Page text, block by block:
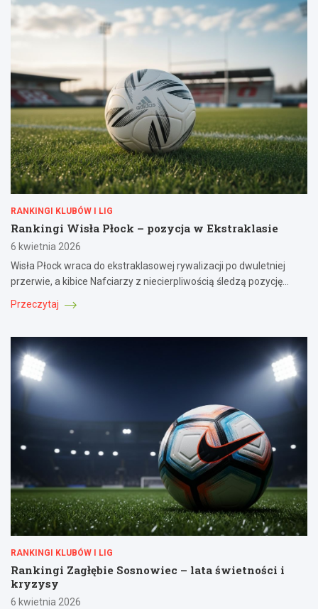
RANKINGI KLUBÓW I LIG
Rankingi Wisła Płock – pozycja w Ekstraklasie
6 kwietnia 2026
Wisła Płock wraca do ekstraklasowej rywalizacji po dwuletniej
przerwie, a kibice Nafciarzy z niecierpliwością śledzą pozycję…
Przeczytaj
RANKINGI KLUBÓW I LIG
Rankingi Zagłębie Sosnowiec – lata świetności i
kryzysy
6 kwietnia 2026